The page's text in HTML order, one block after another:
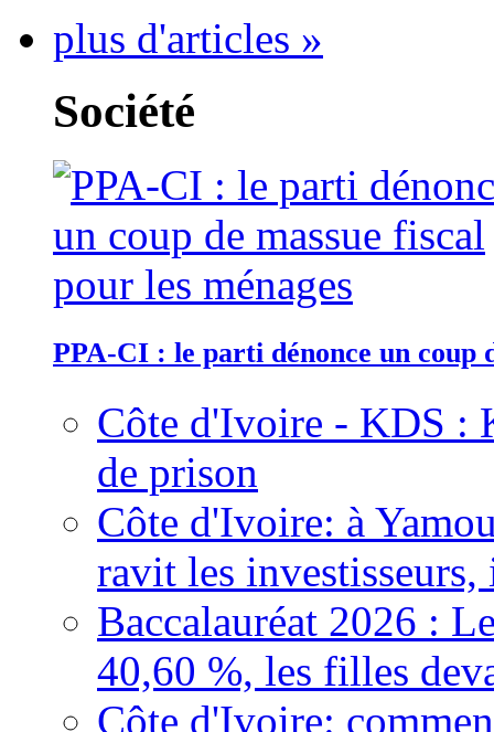
plus d'articles »
Société
PPA-CI : le parti dénonce un coup
Côte d'Ivoire - KDS :
de prison
Côte d'Ivoire: à
ravit les
Baccalauréat 2026 :
40,60 %, les filles
Côte d'Ivoire: